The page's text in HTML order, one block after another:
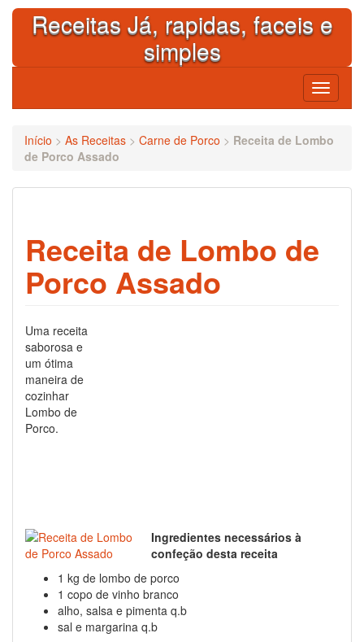
Skip
contentReceitas Já, rapidas, faceis e
simples
Toggle
Início > As Receitas > Carne de Porco > Receita de Lombo
de Porco Assado
Receita de Lombo de
Porco Assado
Uma receita
saborosa e
um ótima
maneira de
cozinhar
Lombo de
Porco.
Ingredientes necessários à
confeção desta receita
1 kg de lombo de porco
1 copo de vinho branco
alho, salsa e pimenta q.b
sal e margarina q.b